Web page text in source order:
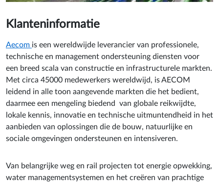
Klanteninformatie
Aecom is een wereldwijde leverancier van professionele,
technische en management ondersteuning diensten voor
een breed scala van constructie en infrastructurele markten.
Met circa 45000 medewerkers wereldwijd, is AECOM
leidend in alle toon aangevende markten die het bedient,
daarmee een mengeling biedend van globale reikwijdte,
lokale kennis, innovatie en technische uitmuntendheid in het
aanbieden van oplossingen die de bouw, natuurlijke en
sociale omgevingen ondersteunen en intensiveren.
Van belangrijke weg en rail projecten tot energie opwekking,
water managementsystemen en het creëren van prachtige